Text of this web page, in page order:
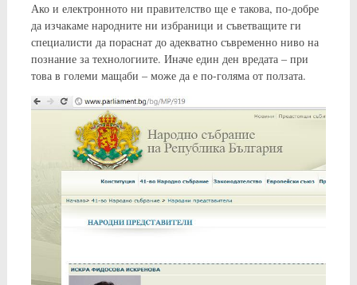
Ако и електронното ни правителство ще е такова, по-добре
да изчакаме народните ни избраници и съветващите ги
специалисти да пораснат до адекватно съвременно ниво на
познание за технологиите. Иначе един ден вредата – при
това в големи мащаби – може да е по-голяма от ползата.